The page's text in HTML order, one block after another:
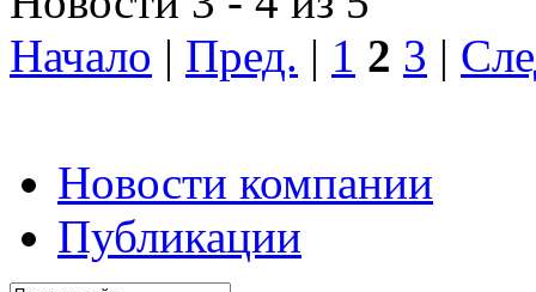
Начало | Пред. | 1 2 3 |
Новости компании
Публикации